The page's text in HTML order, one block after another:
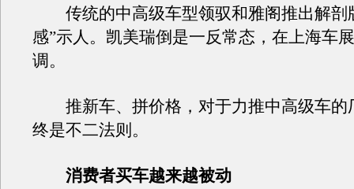
传统的中高级车型领驭和雅阁推出解剖
感”示人。凯美瑞倒是一反常态，在上海车
调。
推新车、拼价格，对于力推中高级车的
终是不二法则。
消费者买车越来越被动